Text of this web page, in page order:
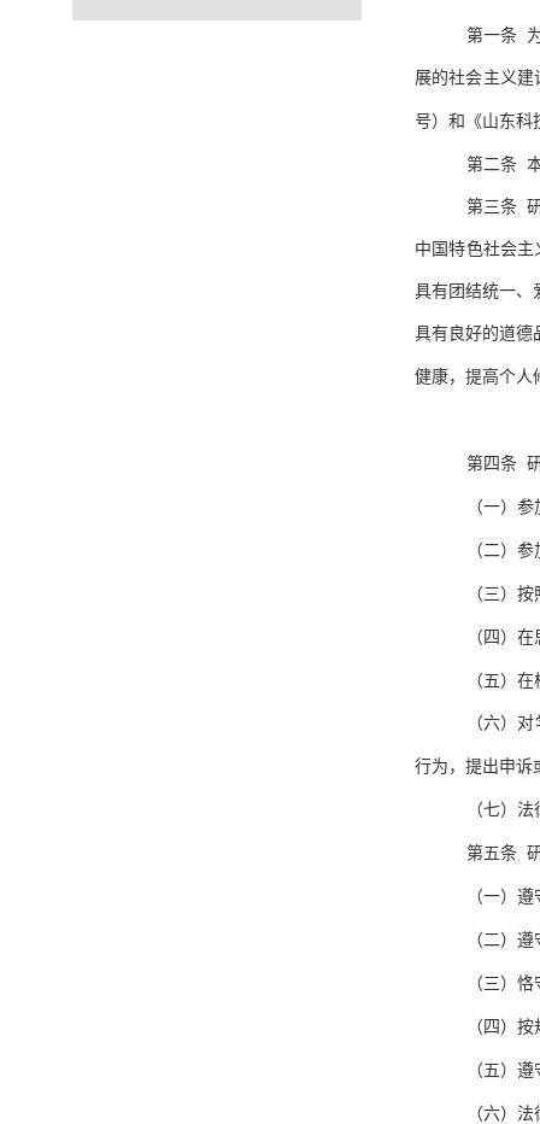
第一条
展的社会主义建
号）和《山东科
第二条
第三条
中国特色社会主
具有团结统一、
具有良好的道德
健康，提高个人
第四条
（一）
（二）
（三）
（四）
（五）
（六）
行为，提出申诉
（七）
第五条
（一）
（二）
（三）
（四）
（五）
（六）